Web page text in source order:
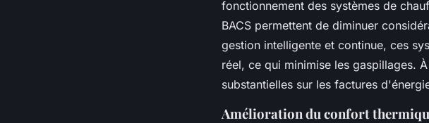
fonctionnement des systèmes de
BACS permettent de diminuer
gestion intelligente et continue, ces
réel, ce qui minimise les gaspillages.
substantielles sur les factures
Amélioration du confort